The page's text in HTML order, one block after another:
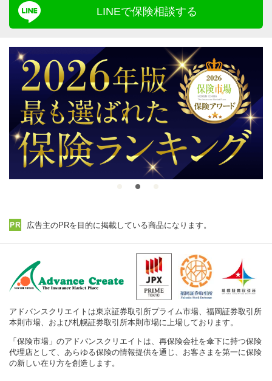
LINEで保険相談する
広告主のPRを目的に掲載している商品になります。
アドバンスクリエイトは東京証券取引所プライム市場、福岡証券取引所
本則市場、および札幌証券取引所本則市場に上場しております。
「保険市場」のアドバンスクリエイトは、再保険会社を傘下に持つ保険
代理店として、あらゆる保険の情報提供を通じ、お客さまを第一に保険
の新しい在り方を創造します。